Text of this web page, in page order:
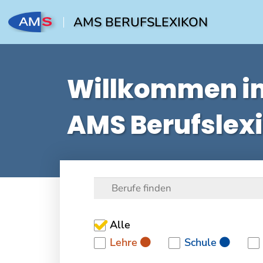
AMS BERUFSLEXIKON
Willkommen
AMS
Alle
Lehre
Schule